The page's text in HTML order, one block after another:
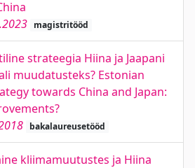
magistritööd
strateegia Hiina ja Jaapani
muudatusteks? Estonian
towards China and Japan:
bakalaureusetööd
kliimamuutustes ja Hiina